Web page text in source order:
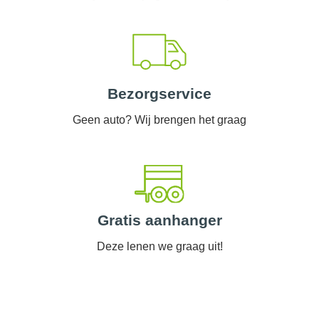
Bezorgservice
Geen auto? Wij brengen het graag
Gratis aanhanger
Deze lenen we graag uit!